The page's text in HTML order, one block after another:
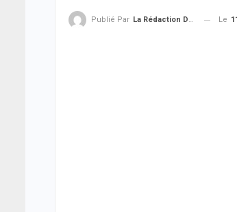
Publié Par La Rédaction De THIEYSENEGAL.com Le